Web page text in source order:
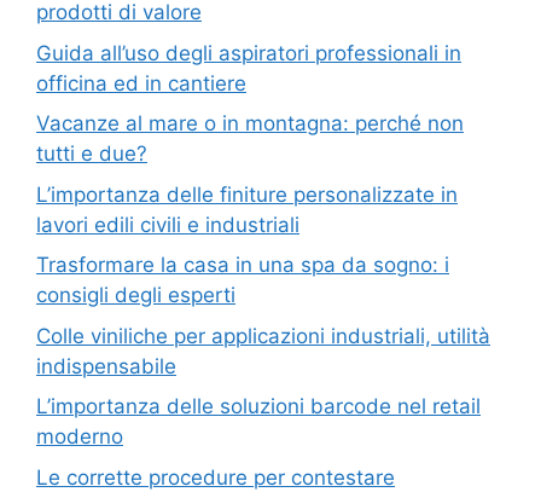
prodotti di valore
Guida all’uso degli aspiratori professionali in
officina ed in cantiere
Vacanze al mare o in montagna: perché non
tutti e due?
L’importanza delle finiture personalizzate in
lavori edili civili e industriali
Trasformare la casa in una spa da sogno: i
consigli degli esperti
Colle viniliche per applicazioni industriali, utilità
indispensabile
L’importanza delle soluzioni barcode nel retail
moderno
Le corrette procedure per contestare